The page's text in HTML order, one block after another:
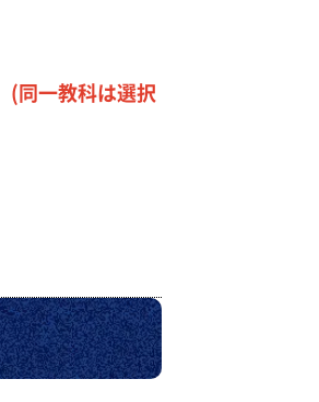
(同一教科は選択